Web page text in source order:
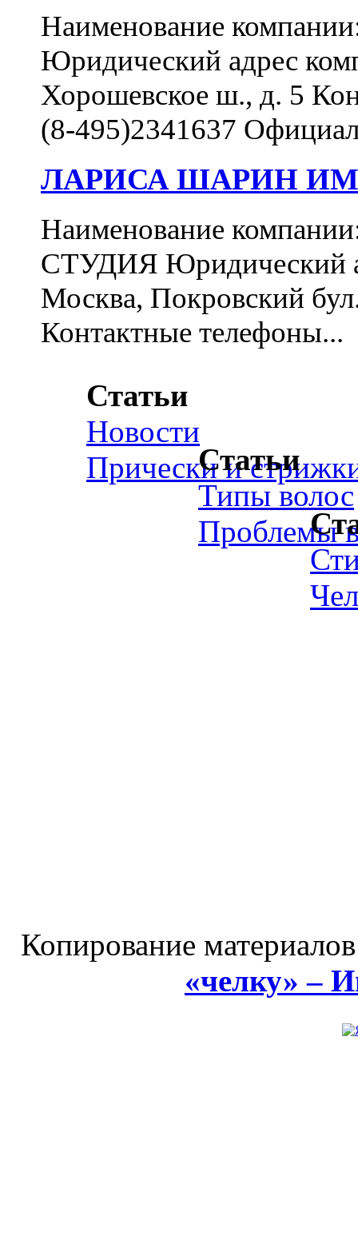
Наименование
Юридический адрес
Хорошевское ш., д. 5
(8-495)2341637
ЛАРИСА ШАРИН
Наименование
СТУДИЯ Юридический
Москва, Покровский
Контактные телефоны...
Статьи
Новости
Прически иСтатьи
Типы волос
Проблемы
Копирование
«челку» –